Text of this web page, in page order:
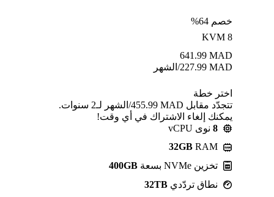
خصم 64%
KVM 8
MAD
641.99
MAD
227.99/الشهر
اختر خطة
تتجدّد مقابل MAD ⁦455.99⁩/الشهر لـ2 سنوات.
يمكنك إلغاء الاشتراك في أي وقت!
8 نوى vCPU
32GB RAM
تخزين NVMe بسعة
400GB
نطاق تردّدي 32TB